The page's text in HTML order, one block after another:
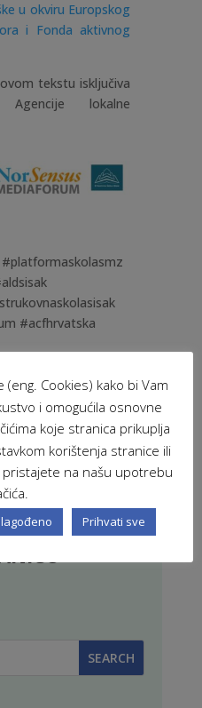
u okviru Europskog
i Fonda aktivnog
tekstu isključiva
lokalne
#acfhrvatska
Kuća ljudskih prava
|
volontiranje |
klubovi
Cookies) kako bi Vam
i omogućila osnovne
koje stranica prikuplja
korištenja stranice ili
pristajete na našu upotrebu
Prihvati sve